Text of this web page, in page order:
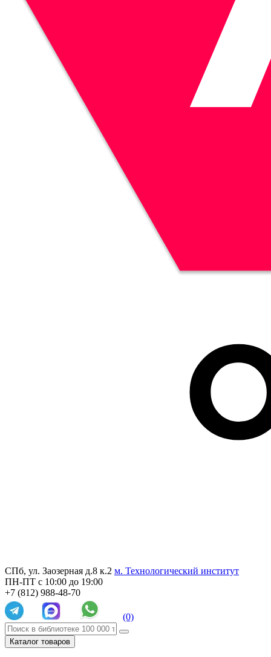
СПб, ул. Заозерная д.8 к.2 м. Технологический институт
ПН-ПТ с 10:00 до 19:00
+7 (812) 988-48-70
(0)
Каталог товаров